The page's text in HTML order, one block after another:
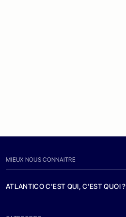
MIEUX NOUS CONNAITRE
ATLANTICO C'EST QUI, C'EST QUOI ?